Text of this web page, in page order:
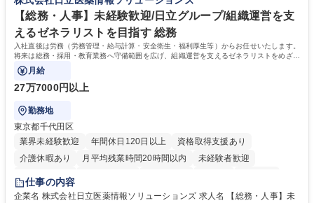
リモート可
きます。 残業少なめ、週1日リモート可など、ワークライフバランスを保
ち長期活躍できる環境です。 「これまでの幅広い経験を活かし、長期的な
キャリアを築きたい」という前向きな意欲と挑戦を全力で応援します。 学
歴・資格 学歴：大学院 大学 高専 短大 専修学校 高校 語学力： 資格：日商
簿記検定1級 日商簿記検定2級 日商簿記検定3級
【総務・人事】未経験歓迎/日立グループ/組織運営を支
えるゼネラリストを目指す 総務
入社直後は労務（労務管理・給与計算・安全衛生・福利厚生等）からお任せいたします。
将来は総務・採用・教育業務へ守備範囲を広げ、組織運営を支えるゼネラリストをめざせ
ます。
月給
27万7000円以上
勤務地
東京都千代田区
業界未経験歓迎
年間休日120日以上
資格取得支援あり
介護休暇あり
月平均残業時間20時間以内
未経験者歓迎
住宅手当あり
育休あり
完全週休2日制 交通費支給 土日祝休み 寮・社宅あり
仕事の内容
企業名 株式会社日立医薬情報ソリューションズ 求人名 【総務・人事】未